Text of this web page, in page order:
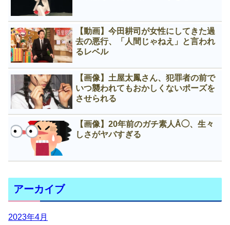
【動画】今田耕司が女性にしてきた過
去の悪行、「人間じゃねえ」と言われ
るレベル
【画像】土屋太鳳さん、犯罪者の前で
いつ襲われてもおかしくないポーズを
させられる
【画像】20年前のガチ素人Å◯、生々
しさがヤバすぎる
アーカイブ
2023年4月